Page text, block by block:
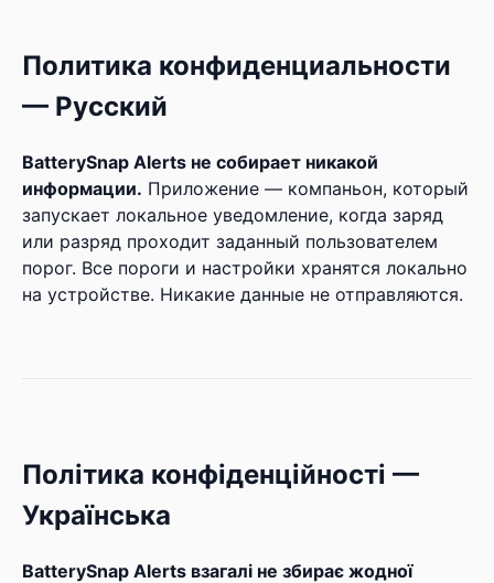
Политика конфиденциальности
— Русский
BatterySnap Alerts не собирает никакой
информации. Приложение — компаньон, который
запускает локальное уведомление, когда заряд
или разряд проходит заданный пользователем
порог. Все пороги и настройки хранятся локально
на устройстве. Никакие данные не отправляются.
Політика конфіденційності —
Українська
BatterySnap Alerts взагалі не збирає жодної